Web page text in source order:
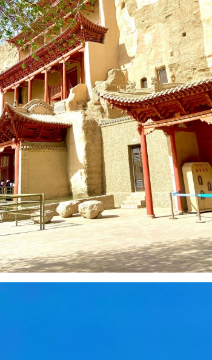
第一”系列──
籍
08-15
小眼晴「聽」大世界
2026-07-11 至 2026-08-29